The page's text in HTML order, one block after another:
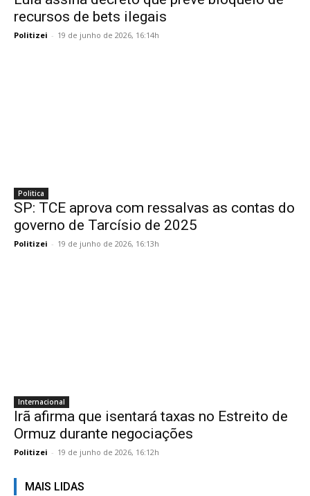
recursos de bets ilegais
Politizei - 19 de junho de 2026, 16:14h
Politica
SP: TCE aprova com ressalvas as contas do
governo de Tarcísio de 2025
Politizei - 19 de junho de 2026, 16:13h
Internacional
Irã afirma que isentará taxas no Estreito de
Ormuz durante negociações
Politizei - 19 de junho de 2026, 16:12h
MAIS LIDAS